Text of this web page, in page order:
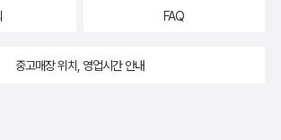
FAQ
중고매장 위치, 영업시간 안내